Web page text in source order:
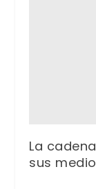
La
sus